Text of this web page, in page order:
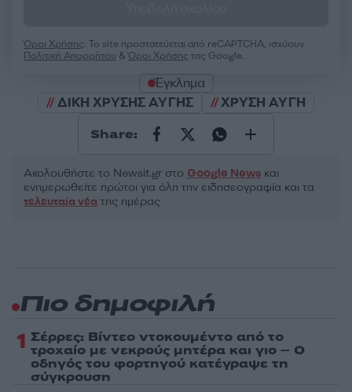
Όροι Χρήσης. Το site προστατεύεται από reCAPTCHA, ισχύουν
Πολιτική Απορρήτου &Όροι Χρήσης της Google.
Έγκλημα
ΔΙΚΗ ΧΡΥΣΗΣ ΑΥΓΗΣ
ΧΡΥΣΗ ΑΥΓΗ
Share:
Ακολουθήστε το Νewsit.gr στο Google News και
ενημερωθείτε πρώτοι για όλη την ειδησεογραφία και τα
τελευταία νέα της ημέρας
Πιο δημοφιλή
1 Σέρρες: Βίντεο ντοκουμέντο από το
τροχαίο με νεκρούς μητέρα και γιο – Ο
οδηγός του φορτηγού κατέγραψε τη
σύγκρουση